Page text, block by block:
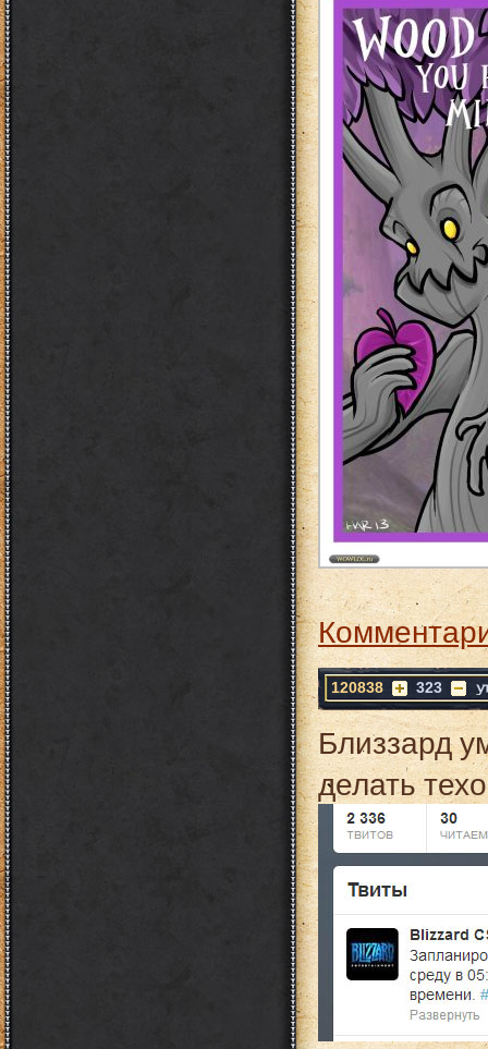
120838 323
Близзард
делать